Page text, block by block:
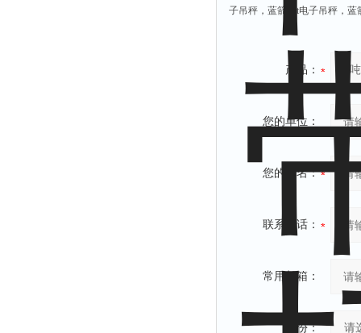
子吊秤，蓝箭
40t电子吊秤，蓝
产品：
您的单位：
您的姓名：
联系电话：
常用邮箱：
省份：